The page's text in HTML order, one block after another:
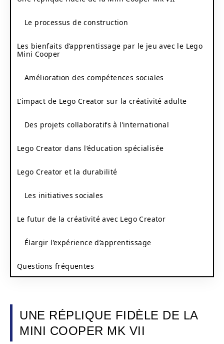
Le processus de construction
Les bienfaits d’apprentissage par le jeu avec le Lego
Mini Cooper
Amélioration des compétences sociales
L’impact de Lego Creator sur la créativité adulte
Des projets collaboratifs à l’international
Lego Creator dans l’éducation spécialisée
Lego Creator et la durabilité
Les initiatives sociales
Le futur de la créativité avec Lego Creator
Élargir l’expérience d’apprentissage
Questions fréquentes
UNE RÉPLIQUE FIDÈLE DE LA
MINI COOPER MK VII